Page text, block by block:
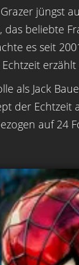
jüngst
beliebte
es seit
erzählt
als Jack
der Echtzeit
auf 24